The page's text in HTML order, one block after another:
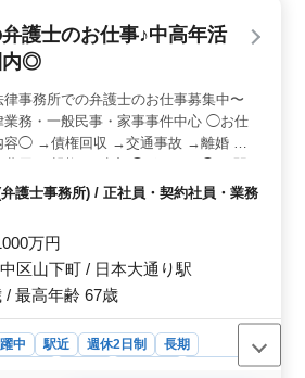
迎します。また、週休2日制と駅チ
ており、通勤も便利です。経験豊
り組めます。積極的な方のご応募
す。 ＜会社情報＞ 平均年齢は
等です。禁煙環境であり、学術研
ス業に従事しています。社風はア
ンバー同士の協力と助け合いが重
護士のお仕事♪中高年活
内◎
律事務所での弁護士のお仕事募集中〜
業務・一般民事・家事事件中心 ◯お仕
容◯ →債権回収 →交通事故 →離婚 →
圏内 →週休2日制 →残業少なめ →シニ
方！ 経験ない案件にチャレンジしたい
皆様のご応募お待ちしております☆
護士事務所) / 正社員・契約社員・業務
万円
区山下町 / 日本大通り駅
/ 最高年齢 67歳
中 駅近 週休2日制
長期
業務委託